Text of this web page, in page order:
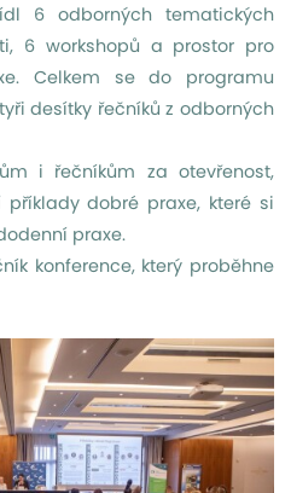
6 odborných tematických
6 workshopů a prostor pro
Celkem se do programu
desítky řečníků z odborných
i řečníkům za otevřenost,
dobré praxe, které si
praxe.
konference, který proběhne